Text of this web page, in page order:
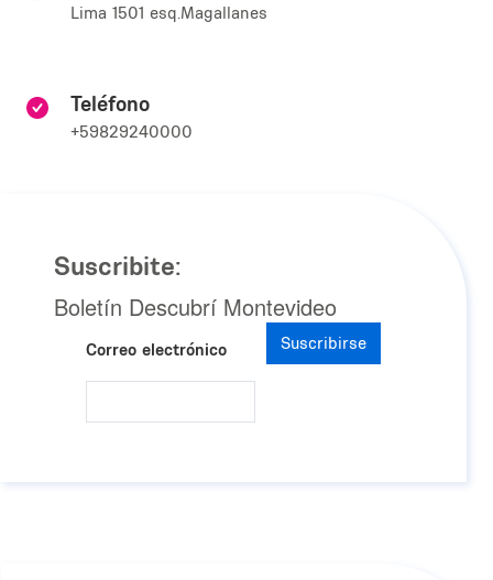
Lima 1501 esq.Magallanes
Teléfono
+59829240000
Suscribite:
Boletín Descubrí Montevideo
Correo electrónico Suscribirse